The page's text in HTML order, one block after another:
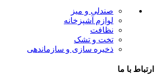
صندلی و میز
لوازم آشپزخانه
نظافت
تخت و تشک
ذخیره سازی و سازماندهی
ارتباط با ما